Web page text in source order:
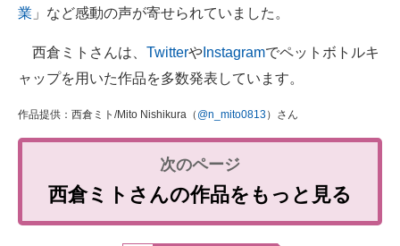
業 」など感動の声が寄せられていました。
西倉ミトさんは、 Twitterや Instagramでペットボトルキ
ャップを用いた作品を多数発表しています。
作品提供：西倉ミト/Mito Nishikura（ @n_mito0813）さん
西倉ミトさんの作品をもっと見る